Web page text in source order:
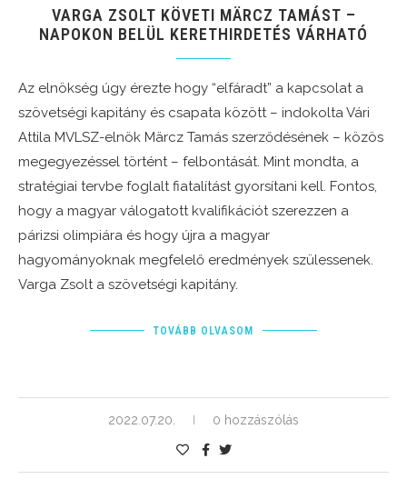
VARGA ZSOLT KÖVETI MÄRCZ TAMÁST –
NAPOKON BELÜL KERETHIRDETÉS VÁRHATÓ
Az elnökség úgy érezte hogy “elfáradt” a kapcsolat a
szövetségi kapitány és csapata között – indokolta Vári
Attila MVLSZ-elnök Märcz Tamás szerződésének – közös
megegyezéssel történt – felbontását. Mint mondta, a
stratégiai tervbe foglalt fiatalítást gyorsítani kell. Fontos,
hogy a magyar válogatott kvalifikációt szerezzen a
párizsi olimpiára és hogy újra a magyar
hagyományoknak megfelelő eredmények szülessenek.
Varga Zsolt a szövetségi kapitány.
TOVÁBB OLVASOM
2022.07.20. 0 hozzászólás